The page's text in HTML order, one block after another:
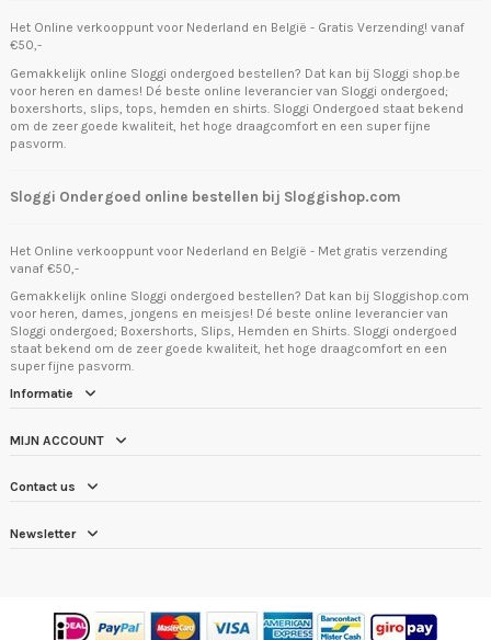
Het Online verkooppunt voor Nederland en België - Gratis Verzending! vanaf
€50,-
Gemakkelijk online Sloggi ondergoed bestellen? Dat kan bij Sloggi shop.be
voor heren en dames! Dé beste online leverancier van Sloggi ondergoed;
boxershorts, slips, tops, hemden en shirts. Sloggi Ondergoed staat bekend
om de zeer goede kwaliteit, het hoge draagcomfort en een super fijne
pasvorm.
Sloggi Ondergoed online bestellen bij Sloggishop.com
Het Online verkooppunt voor Nederland en België - Met gratis verzending
vanaf €50,-
Gemakkelijk online Sloggi ondergoed bestellen? Dat kan bij Sloggishop.com
voor heren, dames, jongens en meisjes! Dé beste online leverancier van
Sloggi ondergoed; Boxershorts, Slips, Hemden en Shirts. Sloggi ondergoed
staat bekend om de zeer goede kwaliteit, het hoge draagcomfort en een
super fijne pasvorm.
Informatie
MIJN ACCOUNT
Contact us
Newsletter